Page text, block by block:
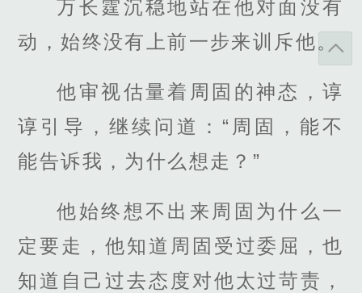
万长霆沉稳地站在他对面没有
动，始终没有上前一步来训斥他。
他审视估量着周固的神态，谆
谆引导，继续问道：“周固，能不
能告诉我，为什么想走？”
他始终想不出来周固为什么一
定要走，他知道周固受过委屈，也
知道自己过去态度对他太过苛责，